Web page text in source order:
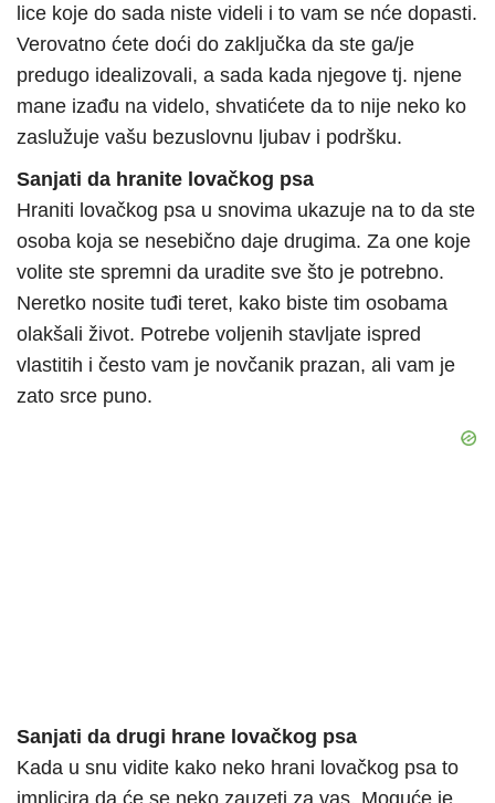
lice koje do sada niste videli i to vam se nće dopasti.
Verovatno ćete doći do zaključka da ste ga/je
predugo idealizovali, a sada kada njegove tj. njene
mane izađu na videlo, shvatićete da to nije neko ko
zaslužuje vašu bezuslovnu ljubav i podršku.
Sanjati da hranite lovačkog psa
Hraniti lovačkog psa u snovima ukazuje na to da ste
osoba koja se nesebično daje drugima. Za one koje
volite ste spremni da uradite sve što je potrebno.
Neretko nosite tuđi teret, kako biste tim osobama
olakšali život. Potrebe voljenih stavljate ispred
vlastitih i često vam je novčanik prazan, ali vam je
zato srce puno.
Sanjati da drugi hrane lovačkog psa
Kada u snu vidite kako neko hrani lovačkog psa to
implicira da će se neko zauzeti za vas. Moguće je